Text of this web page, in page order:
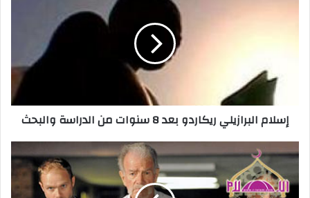
إسلام البرازيلي ريكاردو بعد 8 سنوات من الدراسة والبحث